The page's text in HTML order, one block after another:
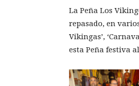
La Peña Los
repasado, en
Vikingas’,
esta Peña festiva